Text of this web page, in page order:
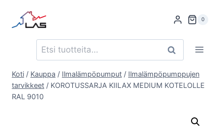
sisältöön
0
Etsi: Haku
Koti / Kauppa / Ilmalämpöpumput / Ilmalämpöpumppujen
tarvikkeet / KOROTUSSARJA KIILAX MEDIUM KOTELOLLE
RAL 9010